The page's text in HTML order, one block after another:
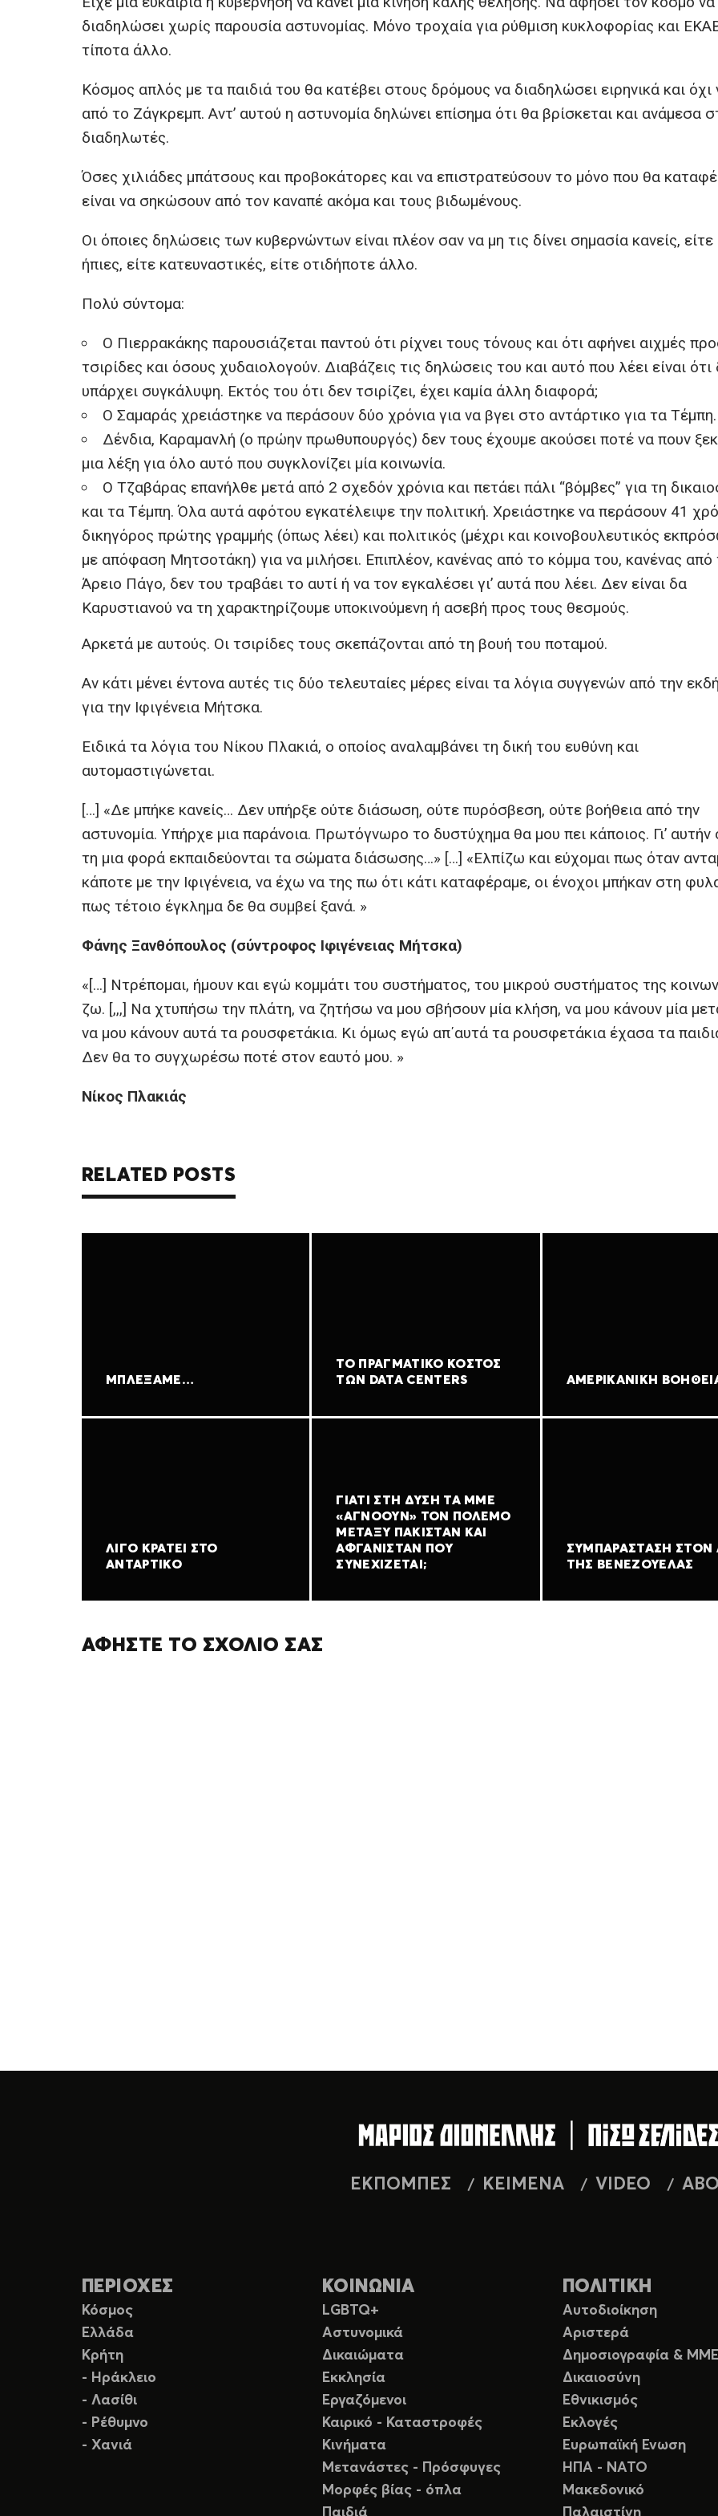
b
o
k
er
s
p
n
διαδηλώσει χωρίς παρουσία αστυνομίας. Μόνο τροχαία για ρύθμιση κυκλοφορίας και
τίποτα άλλο.
Κόσμος απλός με τα παιδιά του θα κατέβει στους δρόμους να διαδηλώσει ειρηνικά και όχι
από το Ζάγκρεμπ. Αντ’ αυτού η αστυνομία δηλώνει επίσημα ότι θα βρίσκεται και ανάμεσα
διαδηλωτές.
Όσες χιλιάδες μπάτσους και προβοκάτορες και να επιστρατεύσουν το μόνο που θα
είναι να σηκώσουν από τον καναπέ ακόμα και τους βιδωμένους.
Οι όποιες δηλώσεις των κυβερνώντων είναι πλέον σαν να μη τις δίνει σημασία κανείς, είτε
ήπιες, είτε κατευναστικές, είτε οτιδήποτε άλλο.
Πολύ σύντομα:
Ο Πιερρακάκης παρουσιάζεται παντού ότι ρίχνει τους τόνους και ότι αφήνει αιχμές
τσιρίδες και όσους χυδαιολογούν. Διαβάζεις τις δηλώσεις του και αυτό που λέει είναι ότι
υπάρχει συγκάλυψη. Εκτός του ότι δεν τσιρίζει, έχει καμία άλλη διαφορά;
Ο Σαμαράς χρειάστηκε να περάσουν δύο χρόνια για να βγει στο αντάρτικο για τα Τέμπη.
Δένδια, Καραμανλή (ο πρώην πρωθυπουργός) δεν τους έχουμε ακούσει ποτέ να πουν
μια λέξη για όλο αυτό που συγκλονίζει μία κοινωνία.
Ο Τζαβάρας επανήλθε μετά από 2 σχεδόν χρόνια και πετάει πάλι “βόμβες” για τη
και τα Τέμπη. Όλα αυτά αφότου εγκατέλειψε την πολιτική. Χρειάστηκε να περάσουν 41
δικηγόρος πρώτης γραμμής (όπως λέει) και πολιτικός (μέχρι και κοινοβουλευτικός
με απόφαση Μητσοτάκη) για να μιλήσει. Επιπλέον, κανένας από το κόμμα του, κανένας από
Άρειο Πάγο, δεν του τραβάει το αυτί ή να τον εγκαλέσει γι’ αυτά που λέει. Δεν είναι δα
Καρυστιανού να τη χαρακτηρίζουμε υποκινούμενη ή ασεβή προς τους θεσμούς.
Αρκετά με αυτούς. Οι τσιρίδες τους σκεπάζονται από τη βουή του ποταμού.
Αν κάτι μένει έντονα αυτές τις δύο τελευταίες μέρες είναι τα λόγια συγγενών από την
για την Ιφιγένεια Μήτσκα.
Ειδικά τα λόγια του Νίκου Πλακιά, ο οποίος αναλαμβάνει τη δική του ευθύνη και
αυτομαστιγώνεται.
[…] «Δε μπήκε κανείς… Δεν υπήρξε ούτε διάσωση, ούτε πυρόσβεση, ούτε βοήθεια από την
αστυνομία. Υπήρχε μια παράνοια. Πρωτόγνωρο το δυστύχημα θα μου πει κάποιος. Γι’
τη μια φορά εκπαιδεύονται τα σώματα διάσωσης…» […] «Ελπίζω και εύχομαι πως όταν
κάποτε με την Ιφιγένεια, να έχω να της πω ότι κάτι καταφέραμε, οι ένοχοι μπήκαν στη
πως τέτοιο έγκλημα δε θα συμβεί ξανά. »
Φάνης Ξανθόπουλος (σύντροφος Ιφιγένειας Μήτσκα)
«[…] Ντρέπομαι, ήμουν και εγώ κομμάτι του συστήματος, του μικρού συστήματος της
ζω. [,,,] Να χτυπήσω την πλάτη, να ζητήσω να μου σβήσουν μία κλήση, να μου κάνουν μία
να μου κάνουν αυτά τα ρουσφετάκια. Κι όμως εγώ απ΄αυτά τα ρουσφετάκια έχασα τα
Δεν θα το συγχωρέσω ποτέ στον εαυτό μου. »
Νίκος Πλακιάς
RELATED POSTS
ΜΠΛΈΞΑΜΕ…
ΤΟ ΠΡΑΓΜΑΤΙΚΌ ΚΌΣΤΟΣ
ΤΩΝ DATA CENTERS
ΑΜΕΡΙΚΑΝΙΚΉ
ΛΊΓΟ ΚΡΆΤΕΙ ΣΤΟ
ΑΝΤΆΡΤΙΚΟ
ΓΙΑΤΊ ΣΤΗ ΔΎΣΗ ΤΑ ΜΜΕ
«ΑΓΝΟΟΎΝ» ΤΟΝ ΠΌΛΕΜΟ
ΜΕΤΑΞΎ ΠΑΚΙΣΤΆΝ ΚΑΙ
ΑΦΓΑΝΙΣΤΆΝ ΠΟΥ
ΣΥΝΕΧΊΖΕΤΑΙ;
ΣΥΜΠΑΡΆΣΤΑΣΗ ΣΤΟΝ
ΤΗΣ ΒΕΝΕΖΟΥΈΛΑΣ
ΑΦΉΣΤΕ ΤΟ ΣΧΌΛΙΌ ΣΑΣ
ΕΚΠΟΜΠΕΣ ΚΕΙΜΕΝΑ VIDEO
ΠΕΡΙΟΧΕΣ
Κόσμος
Ελλάδα
Κρήτη
- Ηράκλειο
- Λασίθι
- Ρέθυμνο
- Χανιά
ΚΟΙΝΩΝΙΑ
LGBTQ+
Αστυνομικά
Δικαιώματα
Εκκλησία
Εργαζόμενοι
Καιρικό - Καταστροφές
Κινήματα
Μετανάστες - Πρόσφυγες
Μορφές βίας - όπλα
Παιδιά
ΠΟΛΙΤΙΚΗ
Αυτοδιοίκηση
Αριστερά
Δημοσιογραφία & ΜΜΕ
Δικαιοσύνη
Εθνικισμός
Εκλογές
Ευρωπαϊκή Ενωση
ΗΠΑ - ΝΑΤΟ
Μακεδονικό
Παλαιστίνη